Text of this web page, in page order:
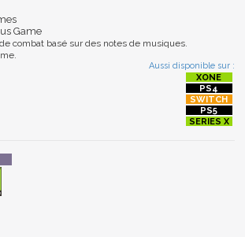
Game
combat basé sur des notes de musiques.
Aussi disponible sur :